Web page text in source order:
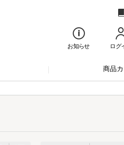
お知らせ ログ
商品